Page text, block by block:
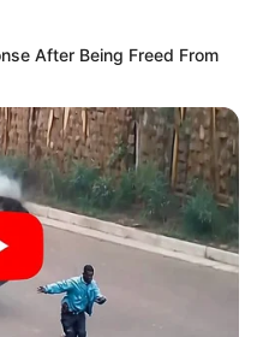
κόλαφος στην
15:39
στην επέτειο των...
After Being Freed From